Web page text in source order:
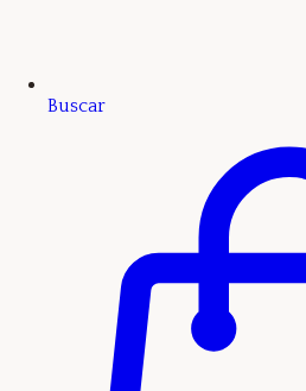
Buscar